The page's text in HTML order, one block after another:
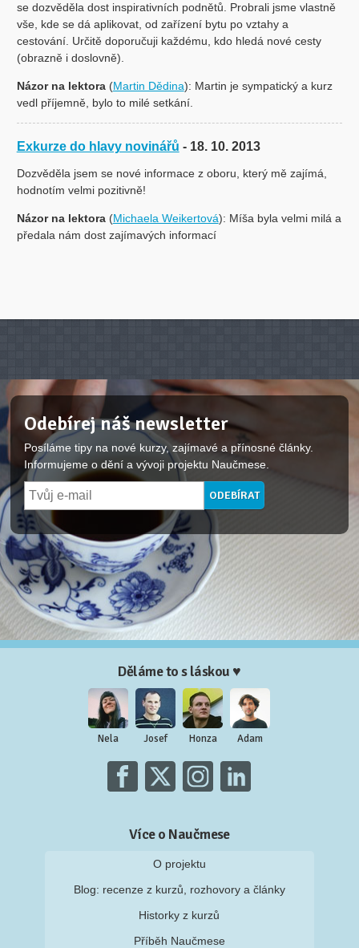
se dozvěděla dost inspirativních podnětů. Probrali jsme vlastně
vše, kde se dá aplikovat, od zařízení bytu po vztahy a
cestování. Určitě doporučuji každému, kdo hledá nové cesty
(obrazně i doslovně).
Názor na lektora(Martin Dědina): Martin je sympatický a kurz
vedl příjemně, bylo to milé setkání.
Exkurze do hlavy novinářů - 18. 10. 2013
Dozvěděla jsem se nové informace z oboru, který mě zajímá,
hodnotím velmi pozitivně!
Názor na lektora(Michaela Weikertová): Míša byla velmi milá a
předala nám dost zajímavých informací
Odebírej náš newsletter
Posíláme tipy na nové kurzy, zajímavé a přínosné články.
Informujeme o dění a vývoji projektu Naučmese.
Děláme to s láskou ♥
Nela Josef Honza Adam
Více o Naučmese
O projektu
Blog: recenze z kurzů, rozhovory a články
Historky z kurzů
Příběh Naučmese